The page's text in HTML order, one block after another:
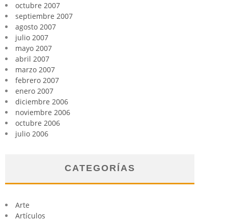
octubre 2007
septiembre 2007
agosto 2007
julio 2007
mayo 2007
abril 2007
marzo 2007
febrero 2007
enero 2007
diciembre 2006
noviembre 2006
octubre 2006
julio 2006
CATEGORÍAS
Arte
Artículos